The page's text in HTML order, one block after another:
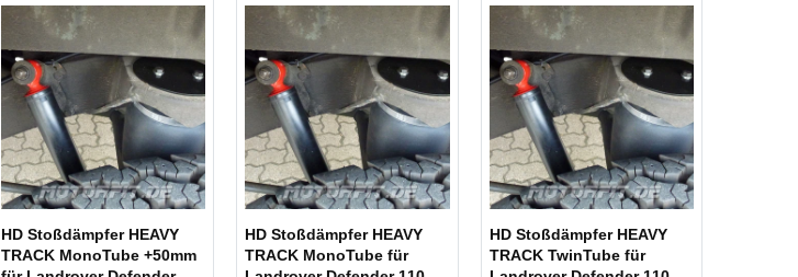
HD Stoßdämpfer HEAVY
TRACK MonoTube +50mm
HD Stoßdämpfer HEAVY
TRACK MonoTube für
HD Stoßdämpfer HEAVY
TRACK TwinTube für